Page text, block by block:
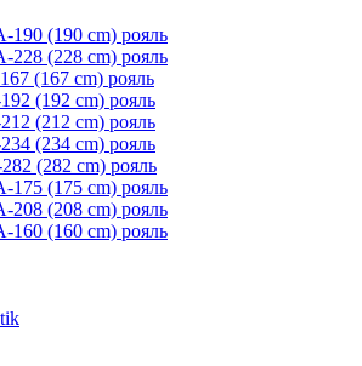
190 (190 cm) рояль
228 (228 cm) рояль
(167 cm) рояль
(192 cm) рояль
(212 cm) рояль
(234 cm) рояль
(282 cm) рояль
175 (175 cm) рояль
208 (208 cm) рояль
160 (160 cm) рояль